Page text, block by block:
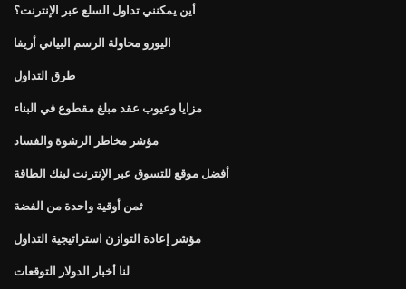
أين يمكنني تداول السلع عبر الإنترنت؟
اليورو محاولة الرسم البياني أريفا
طرق التداول
مزايا وعيوب عقد مبلغ مقطوع في البناء
مؤشر مخاطر الرشوة والفساد
أفضل موقع للتسوق عبر الإنترنت لبنك الطاقة
ثمن أوقية واحدة من الفضة
مؤشر إعادة التوازن استراتيجية التداول
لنا أخبار الدولار التوقعات